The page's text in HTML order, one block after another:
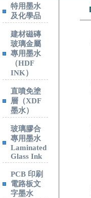
特用墨水
及化學品
建材磁磚
玻璃金屬
專用墨水
（HDF
INK）
直噴免塗
層（XDF
墨水）
玻璃膠合
專用墨水
Laminated
Glass Ink
PCB 印刷
電路板文
字墨水